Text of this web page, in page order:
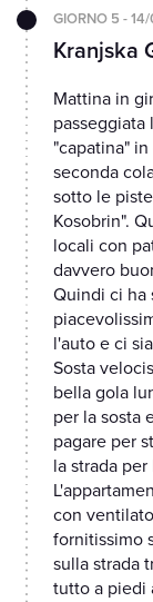
GIORNO 5 -
Kranjska
Mattina in
"capatina"
seconda
sotto le
Kosobrin".
locali con
davvero
Quindi ci ha
l'auto e ci
Sosta
bella gola
per la sosta
pagare per
la strada
con
fornitissimo
sulla strada
tutto a piedi